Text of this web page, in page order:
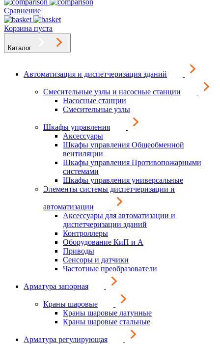
Сравнение
Корзина пуста
Каталог
Автоматизация и диспетчеризация зданий
Смесительные узлы и насосные станции
Насосные станции
Смесительные узлы
Шкафы управления
Аксессуары
Шкафы управления Общеобменной
вентиляции
Шкафы управления Противопожарными
системами
Шкафы управления универсальные
Элементы системы диспетчеризации и
автоматизации
Аксессуары для автоматизации и
диспетчеризации зданий
Контроллеры
Оборудование КиП и А
Приводы
Сенсоры и датчики
Частотные преобразователи
Арматура запорная
Краны шаровые
Краны шаровые латунные
Краны шаровые стальные
Арматура регулирующая